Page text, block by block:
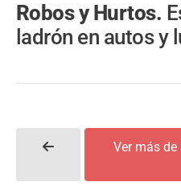
Robos y Hurtos.
ladrón en autos y
Ver más